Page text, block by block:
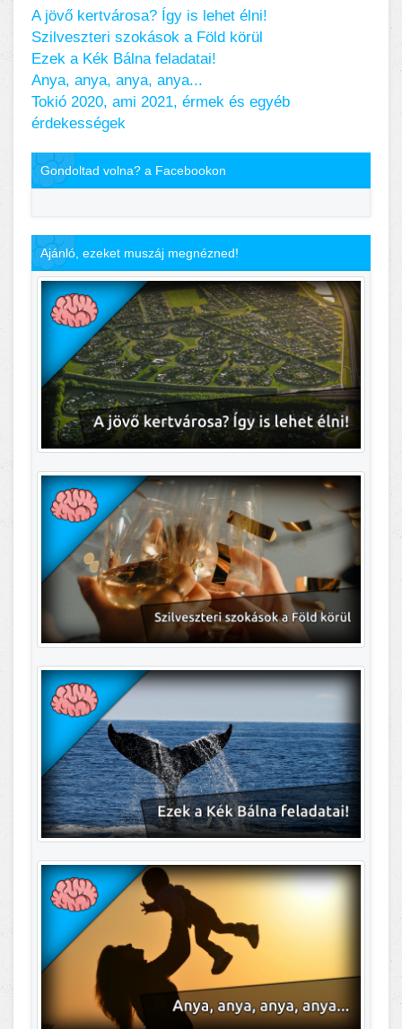
A jövő kertvárosa? Így is lehet élni!
Szilveszteri szokások a Föld körül
Ezek a Kék Bálna feladatai!
Anya, anya, anya, anya...
Tokió 2020, ami 2021, érmek és egyéb
érdekességek
Gondoltad volna? a Facebookon
Ajánló, ezeket muszáj megnézned!